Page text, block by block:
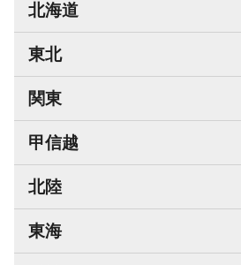
北海道
東北
関東
甲信越
北陸
東海